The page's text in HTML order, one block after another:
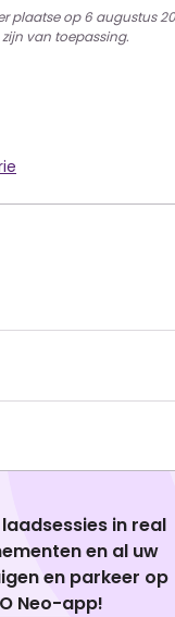
plaatse op 6 augustus
van toepassing.
in real
en al uw
en parkeer op
Neo-app!